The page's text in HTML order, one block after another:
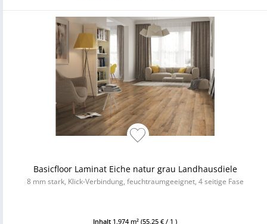
Basicfloor Laminat Eiche natur grau Landhausdiele
8 mm stark, Klick-Verbindung, feuchtraumgeeignet, 4 seitige Fase
Inhalt 1.974 m² (55,25 € / 1 )